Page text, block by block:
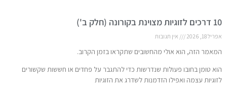
10 דרכים לזוגיות מצוינת בקורונה (חלק ב')
אפריל 18, 2026 אין תגובות
המאמר הזה, הוא אולי מהחשובים שתקראו בזמן הקרוב.
הוא טומן בחובו פעולות שנדרשות כדי להתגבר על פחדים או חששות שקשורים
לזוגיות עצמה ואפילו הזדמנות לשדרג את הזוגיות